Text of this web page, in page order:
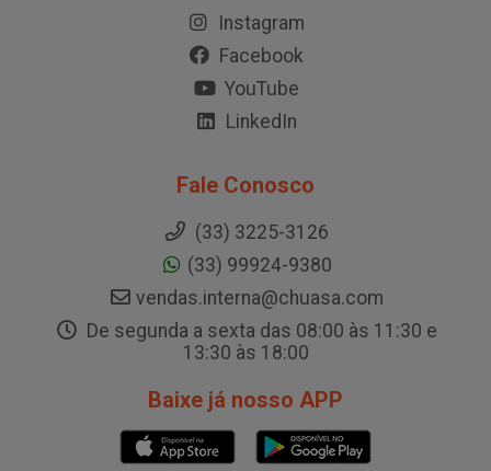
Instagram
Facebook
YouTube
LinkedIn
Fale Conosco
(33) 3225-3126
(33) 99924-9380
vendas.interna@chuasa.com
De segunda a sexta das 08:00 às 11:30 e
13:30 às 18:00
Baixe já nosso APP